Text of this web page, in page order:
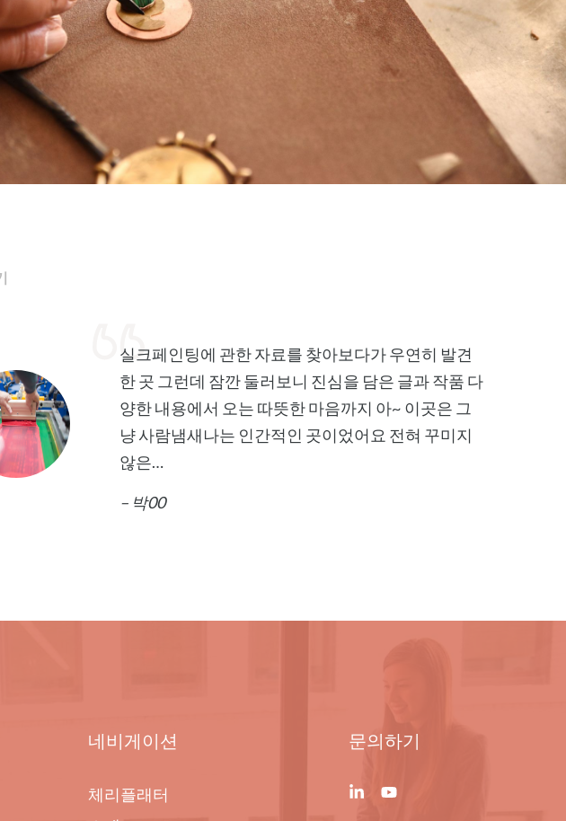
실크페인팅에 관한 자료를 찾아보다가 우연히 발견
한 곳 그런데 잠깐 둘러보니 진심을 담은 글과 작품 다
양한 내용에서 오는 따뜻한 마음까지 아~ 이곳은 그
냥 사람냄새나는 인간적인 곳이었어요 전혀 꾸미지
않은…
– 박00
네비게이션
체리플래터
문의하기